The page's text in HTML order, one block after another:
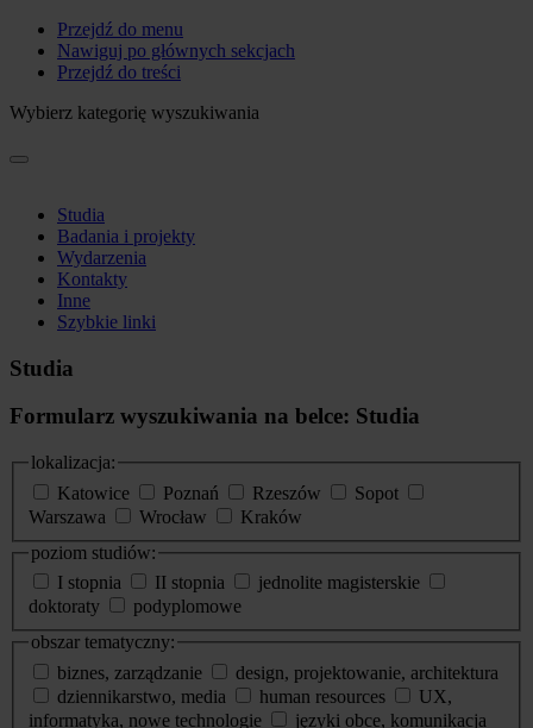
Przejdź do menu
Nawiguj po głównych sekcjach
Przejdź do treści
Wybierz kategorię wyszukiwania
Studia
Badania i projekty
Wydarzenia
Kontakty
Inne
Szybkie linki
Studia
Formularz wyszukiwania na belce: Studia
lokalizacja:
Katowice
Poznań Rzeszów
Sopot
Warszawa
Wrocław
Kraków
poziom studiów:
I stopnia
II stopnia
jednolite magisterskie
doktoraty
podyplomowe
obszar tematyczny:
biznes, zarządzanie
design, projektowanie, architektura
dziennikarstwo, media
human resources
UX,
informatyka, nowe technologie
języki obce, komunikacja